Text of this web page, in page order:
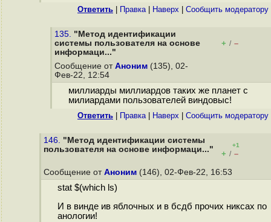
Ответить Правка| Наверх Cообщить модератору
135. "Метод идентификации
системы пользователя на основе
информаци..."
+ / –
Сообщение от Аноним (135), 02-
Фев-22, 12:54
миллиарды миллиардов таких же планет с
милиардами пользователей виндовыс!
Ответить Правка| Наверх Cообщить модератору
146. "Метод идентификации системы
пользователя на основе информаци..."
+1
+ / –
Сообщение от Аноним (146), 02-Фев-22, 16:53
stat $(which ls)
И в винде ив яблочных и в бсдб прочих никсах по
анологии!